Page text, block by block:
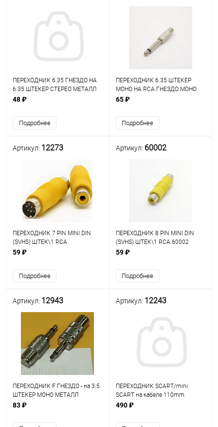
ПЕРЕХОДНИК 6.35 ГНЕЗДО НА
6.35 ШТЕКЕР СТЕРЕО МЕТАЛЛ
48 ₽
Подробнее
ПЕРЕХОДНИК 6.35 ШТЕКЕР
МОНО НА RCA ГНЕЗДО МОНО
65 ₽
Подробнее
Артикул: 12273
ПЕРЕХОДНИК 7 PIN MINI DIN
(SVHS) ШТЕК\1 RCA
59 ₽
Подробнее
Артикул: 60002
ПЕРЕХОДНИК 8 PIN MINI DIN
(SVHS) ШТЕК\1 RCA 60002
59 ₽
Подробнее
Артикул: 12943
ПЕРЕХОДНИК F ГНЕЗДО - на 3.5
ШТЕКЕР МОНО МЕТАЛЛ
83 ₽
Артикул: 12243
ПЕРЕХОДНИК SCART/mini
SCART на кабеле 110mm
Корпус: пластик; ф/фильтр на
стандартного аналогового
490 ₽